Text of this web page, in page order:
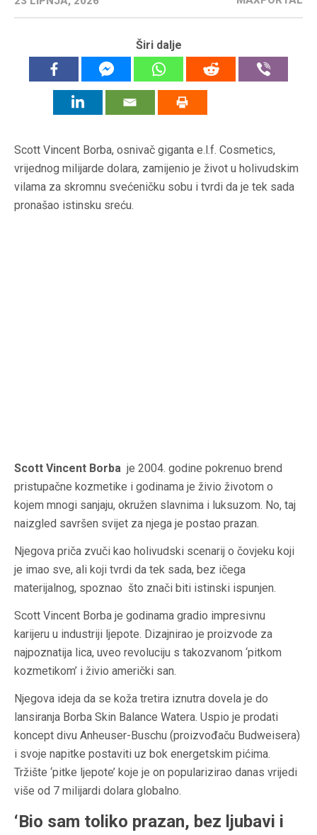
Širi dalje
Scott Vincent Borba, osnivač giganta e.l.f. Cosmetics,
vrijednog milijarde dolara, zamijenio je život u holivudskim
vilama za skromnu svećeničku sobu i tvrdi da je tek sada
pronašao istinsku sreću.
Scott Vincent Borba je 2004. godine pokrenuo brend
pristupačne kozmetike i godinama je živio životom o
kojem mnogi sanjaju, okružen slavnima i luksuzom. No, taj
naizgled savršen svijet za njega je postao prazan.
Njegova priča zvuči kao holivudski scenarij o čovjeku koji
je imao sve, ali koji tvrdi da tek sada, bez ičega
materijalnog, spoznao što znači biti istinski ispunjen.
Scott Vincent Borba je godinama gradio impresivnu
karijeru u industriji ljepote. Dizajnirao je proizvode za
najpoznatija lica, uveo revoluciju s takozvanom ‘pitkom
kozmetikom’ i živio američki san.
Njegova ideja da se koža tretira iznutra dovela je do
lansiranja Borba Skin Balance Watera. Uspio je prodati
koncept divu Anheuser-Buschu (proizvođaču Budweisera)
i svoje napitke postaviti uz bok energetskim pićima.
Tržište ‘pitke ljepote’ koje je on popularizirao danas vrijedi
više od 7 milijardi dolara globalno.
‘Bio sam toliko prazan, bez ljubavi i